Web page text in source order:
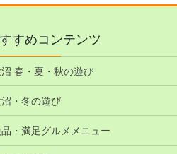
すめコンテンツ
春・夏・秋の遊び
・冬の遊び
・満足グルメメニュー